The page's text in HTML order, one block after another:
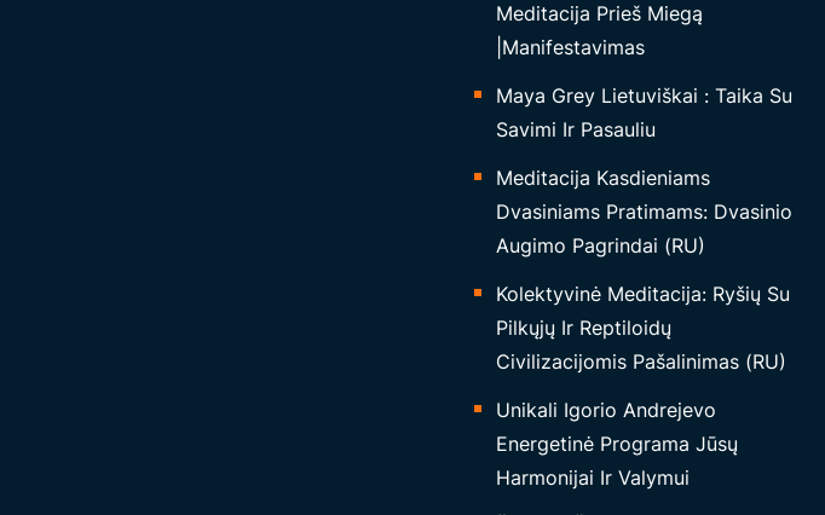
Meditacija Prieš Miegą
|Manifestavimas
Maya Grey Lietuviškai : Taika Su
Savimi Ir Pasauliu
Meditacija Kasdieniams
Dvasiniams Pratimams: Dvasinio
Augimo Pagrindai (RU)
Kolektyvinė Meditacija: Ryšių Su
Pilkųjų Ir Reptiloidų
Civilizacijomis Pašalinimas (RU)
Unikali Igorio Andrejevo
Energetinė Programa Jūsų
Harmonijai Ir Valymui